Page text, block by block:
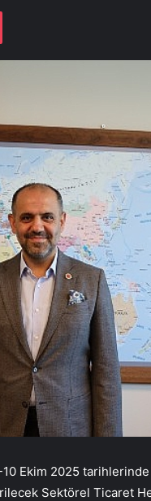
Pocket
Ekim 2025 tarihlerinde
Sektörel Ticaret